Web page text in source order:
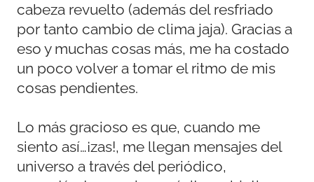
cabeza revuelto (además del resfriado
por tanto cambio de clima jaja). Gracias a
eso y muchas cosas más, me ha costado
un poco volver a tomar el ritmo de mis
cosas pendientes.
Lo más gracioso es que, cuando me
siento así…¡zas!, me llegan mensajes del
universo a través del periódico,